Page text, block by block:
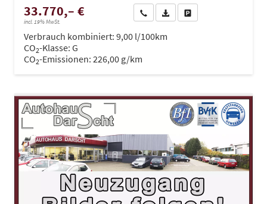
33.770,– €
incl. 19% MwSt.
Wir rufen Sie anPDF-Datei, Fahrzeugexposé
Verbrauch kombiniert: 9,00 l/100km
CO2-Klasse: G
CO2-Emissionen: 226,00 g/km